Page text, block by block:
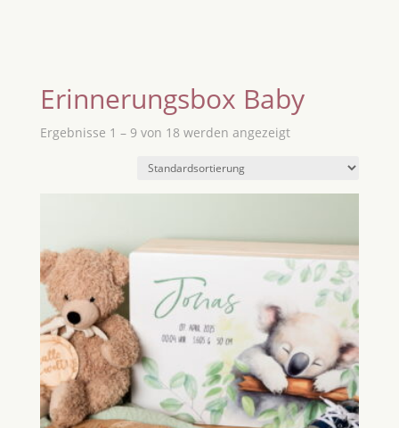
Erinnerungsbox Baby
Ergebnisse 1 – 9 von 18 werden angezeigt